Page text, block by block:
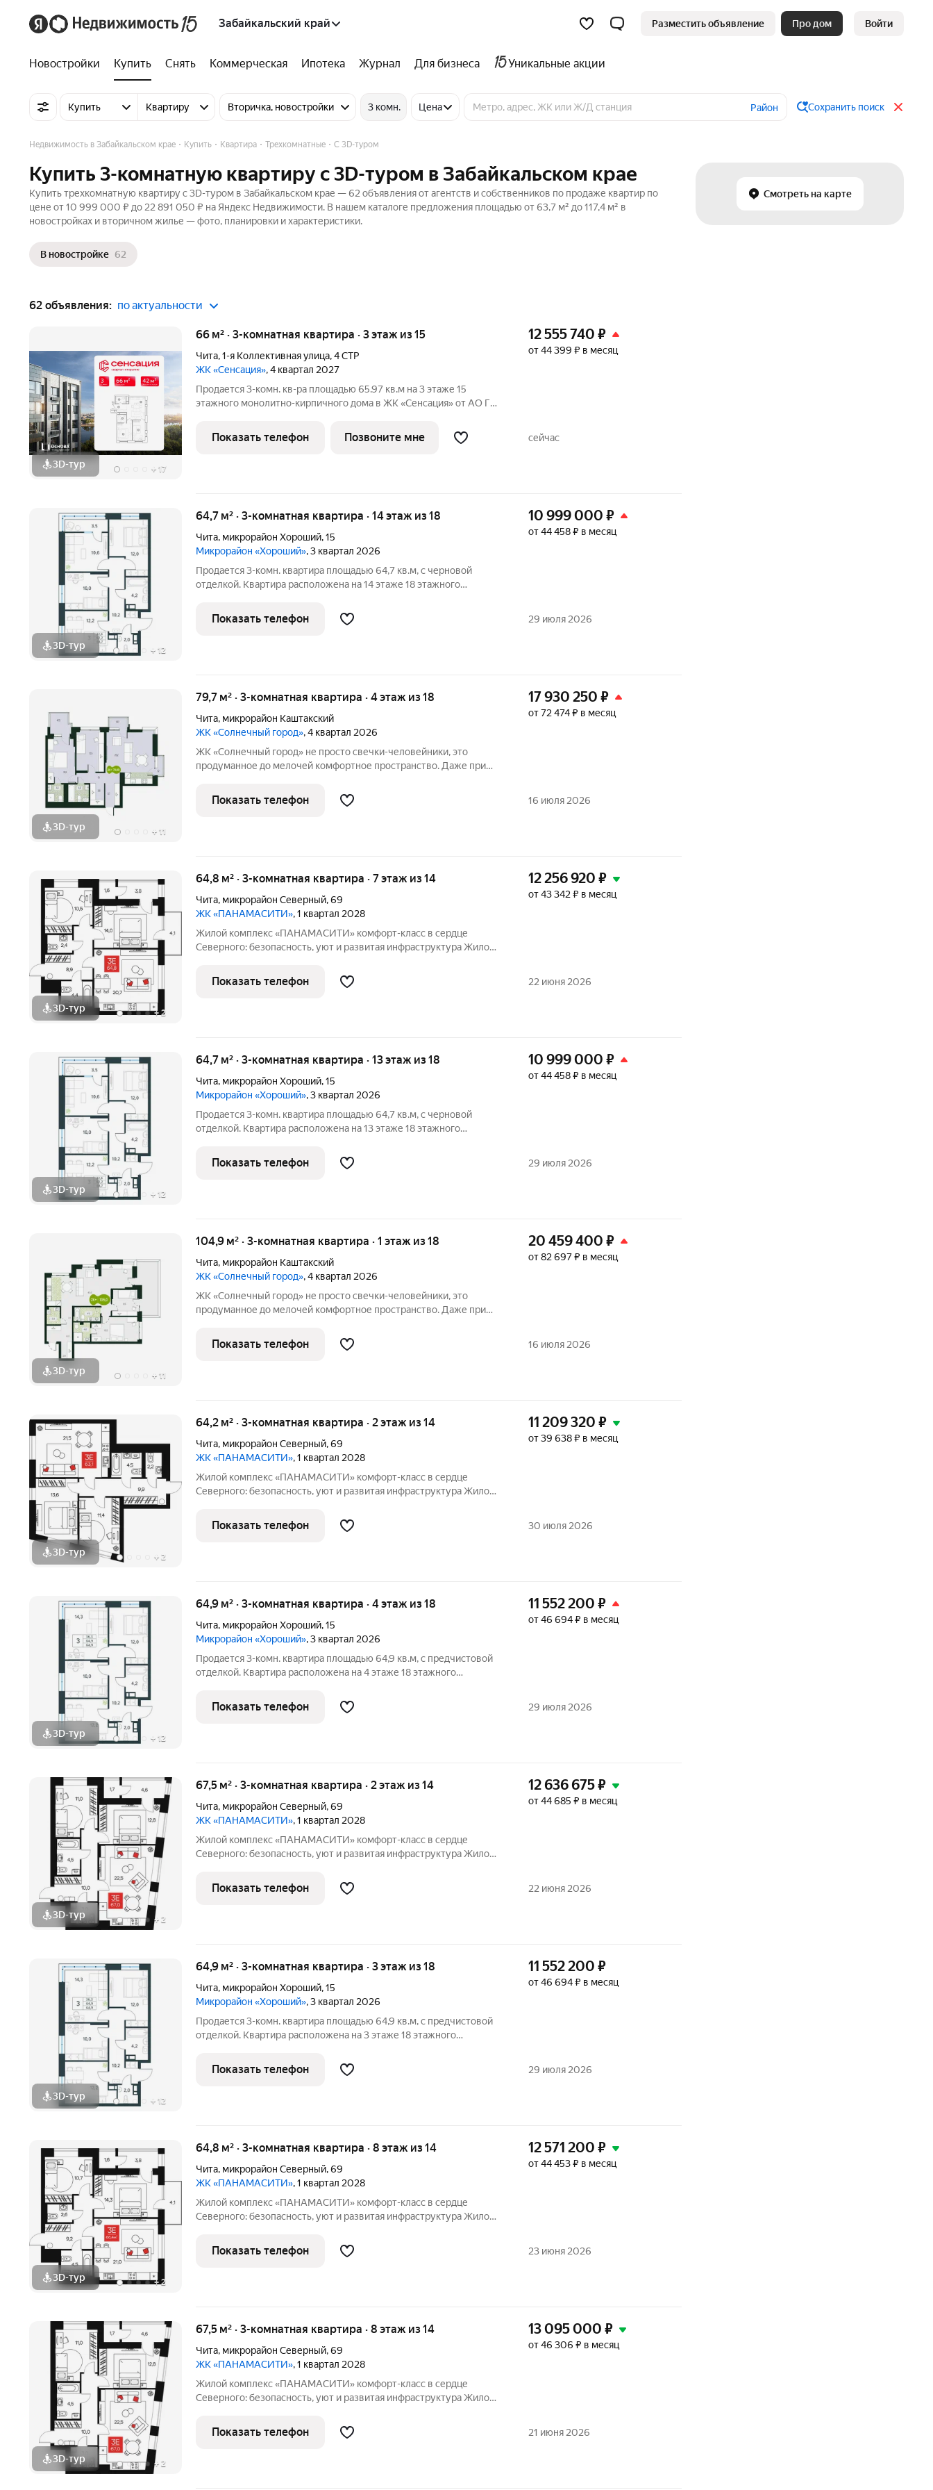
Забайкальский край Разместить объявление Про дом Войти
Новостройки Купить Снять Коммерческая Ипотека Журнал Для бизнеса Уникальные акции
Купить Квартиру Вторичка, новостройки 3 комн. Цена Район Сохранить поиск
Смотреть на карте
Недвижимость в Забайкальском крае Купить Квартира Трехкомнатные C 3D-туром
Купить 3-комнатную квартиру c 3D-туром в Забайкальском крае
Купить трехкомнатную квартиру c 3D-туром в Забайкальском крае — 62 объявления от агентств и собственников по продаже квартир по
цене от 10 999 000 ₽ до 22 891 050 ₽ на Яндекс Недвижимости. В нашем каталоге предложения площадью от 63,7 м² до 117,4 м² в
новостройках и вторичном жилье — фото, планировки и характеристики.
В новостройке 62
62 объявления: по актуальности
3D-тур + 17
66 м² · 3-комнатная квартира · 3 этаж из 15
Чита,1-я Коллективная улица,4 СТР
ЖК «Сенсация», 4 квартал 2027
Продается 3-комн. кв-ра площадью 65.97 кв.м на 3 этаже 15
этажного монолитно-кирпичного дома в ЖК «Сенсация» от АО ГК
застройщика ГК «Основа». «Сенсация» это шесть 16-этажных
12 555 740 ₽
от 44 399 ₽ в месяц
Показать телефон Позвоните мне сейчас
3D-тур + 12
64,7 м² · 3-комнатная квартира · 14 этаж из 18
Чита, микрорайон Хороший,15
Микрорайон «Хороший», 3 квартал 2026
Продается 3-комн. квартира площадью 64,7 кв.м, с черновой
отделкой. Квартира расположена на 14 этаже 18 этажного
от АТОЛЛ. «Хороший» уютный микрорайон на берегу озера Кенон.
10 999 000 ₽
от 44 458 ₽ в месяц
Показать телефон 29 июля 2026
3D-тур + 11
79,7 м² · 3-комнатная квартира · 4 этаж из 18
Чита, микрорайон Каштакский
ЖК «Солнечный город», 4 квартал 2026
ЖК «Солнечный город» не просто свечки-человейники, это
продуманное до мелочей комфортное пространство. Даже при
соблюсти буквально во всём. Природные оттенки новостроек,
точечная
17 930 250 ₽
от 72 474 ₽ в месяц
Показать телефон 16 июля 2026
3D-тур +2
64,8 м² · 3-комнатная квартира · 7 этаж из 14
Чита, микрорайон Северный,69
ЖК «ПАНАМАСИТИ», 1 квартал 2028
Жилой комплекс «ПАНАМАСИТИ» комфорт-класс в сердце
Северного: безопасность, уют и развитая инфраструктура Жилой
проект для семей, ценящих репутацию района, безопасность для
детей, приватность и
12 256 920 ₽
от 43 342 ₽ в месяц
Показать телефон 22 июня 2026
3D-тур + 12
64,7 м² · 3-комнатная квартира · 13 этаж из 18
Чита, микрорайон Хороший,15
Микрорайон «Хороший», 3 квартал 2026
Продается 3-комн. квартира площадью 64,7 кв.м, с черновой
отделкой. Квартира расположена на 13 этаже 18 этажного
от АТОЛЛ. «Хороший» уютный микрорайон на берегу озера Кенон.
10 999 000 ₽
от 44 458 ₽ в месяц
Показать телефон 29 июля 2026
3D-тур + 11
104,9 м² · 3-комнатная квартира · 1 этаж из 18
Чита, микрорайон Каштакский
ЖК «Солнечный город», 4 квартал 2026
ЖК «Солнечный город» не просто свечки-человейники, это
продуманное до мелочей комфортное пространство. Даже при
соблюсти буквально во всём. Природные оттенки новостроек,
точечная
20 459 400 ₽
от 82 697 ₽ в месяц
Показать телефон 16 июля 2026
3D-тур + 2
64,2 м² · 3-комнатная квартира · 2 этаж из 14
Чита, микрорайон Северный,69
ЖК «ПАНАМАСИТИ», 1 квартал 2028
Жилой комплекс «ПАНАМАСИТИ» комфорт-класс в сердце
Северного: безопасность, уют и развитая инфраструктура Жилой
проект для семей, ценящих репутацию района, безопасность для
детей, приватность и
11 209 320 ₽
от 39 638 ₽ в месяц
Показать телефон 30 июля 2026
3D-тур + 12
64,9 м² · 3-комнатная квартира · 4 этаж из 18
Чита, микрорайон Хороший,15
Микрорайон «Хороший», 3 квартал 2026
Продается 3-комн. квартира площадью 64,9 кв.м, с предчистовой
отделкой. Квартира расположена на 4 этаже 18 этажного
от АТОЛЛ. «Хороший» уютный микрорайон на берегу озера Кенон.
11 552 200 ₽
от 46 694 ₽ в месяц
Показать телефон 29 июля 2026
3D-тур + 2
67,5 м² · 3-комнатная квартира · 2 этаж из 14
Чита, микрорайон Северный,69
ЖК «ПАНАМАСИТИ», 1 квартал 2028
Жилой комплекс «ПАНАМАСИТИ» комфорт-класс в сердце
Северного: безопасность, уют и развитая инфраструктура Жилой
проект для семей, ценящих репутацию района, безопасность для
детей, приватность и
12 636 675₽
от 44 685 ₽ в месяц
Показать телефон 22 июня 2026
3D-тур + 12
64,9 м² · 3-комнатная квартира · 3 этаж из 18
Чита, микрорайон Хороший,15
Микрорайон «Хороший», 3 квартал 2026
Продается 3-комн. квартира площадью 64,9 кв.м, с предчистовой
отделкой. Квартира расположена на 3 этаже 18 этажного
от АТОЛЛ. «Хороший» уютный микрорайон на берегу озера Кенон.
11 552 200 ₽
от 46 694 ₽ в месяц
Показать телефон 29 июля 2026
3D-тур +2
64,8 м² · 3-комнатная квартира · 8 этаж из 14
Чита, микрорайон Северный,69
ЖК «ПАНАМАСИТИ», 1 квартал 2028
Жилой комплекс «ПАНАМАСИТИ» комфорт-класс в сердце
Северного: безопасность, уют и развитая инфраструктура Жилой
проект для семей, ценящих репутацию района, безопасность для
детей, приватность и
12 571 200 ₽
от 44 453 ₽ в месяц
Показать телефон 23 июня 2026
3D-тур + 2
67,5 м² · 3-комнатная квартира · 8 этаж из 14
Чита, микрорайон Северный,69
ЖК «ПАНАМАСИТИ», 1 квартал 2028
Жилой комплекс «ПАНАМАСИТИ» комфорт-класс в сердце
Северного: безопасность, уют и развитая инфраструктура Жилой
проект для семей, ценящих репутацию района, безопасность для
детей, приватность и
13 095 000 ₽
от 46 306 ₽ в месяц
Показать телефон 21 июня 2026